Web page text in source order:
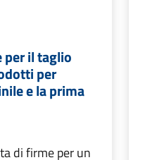
per il taglio
per
e la prima
di firme per un